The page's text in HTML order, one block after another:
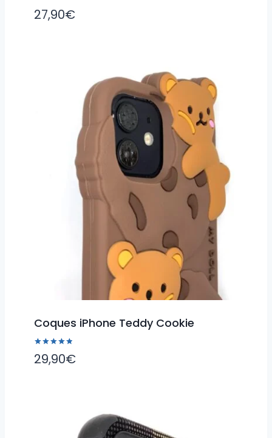
27,90€
Coques iPhone Teddy Cookie
Note
5.00
sur 5
29,90€